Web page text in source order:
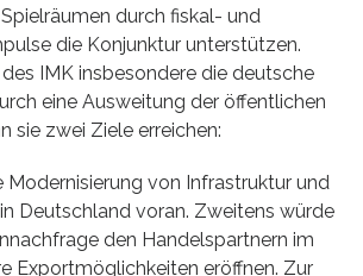
durch fiskal- und
die Konjunktur unterstützen.
IMK insbesondere die deutsche
eine Ausweitung der öffentlichen
sie zwei Ziele erreichen:
Modernisierung von Infrastruktur und
Deutschland voran. Zweitens würde
den Handelspartnern im
Exportmöglichkeiten eröffnen. Zur